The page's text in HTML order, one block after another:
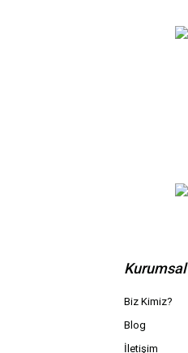
Kurumsal
Biz Kimiz?
Blog
İletişim